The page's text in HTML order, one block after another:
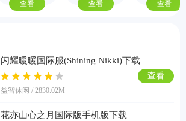
查看 查看 查看
闪耀暖暖国际服(Shining Nikki)下载
益智休闲 / 2830.02M
查看
花亦山心之月国际版手机版下载